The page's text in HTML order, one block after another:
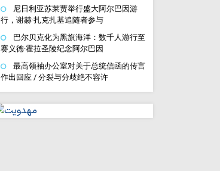
尼日利亚苏莱贾举行盛大阿尔巴因游
行，谢赫·扎克扎基追随者参与
巴尔贝克化为黑旗海洋：数千人游行至
赛义德·霍拉圣陵纪念阿尔巴因
最高领袖办公室对关于总统信函的传言
作出回应 / 分裂与分歧绝不容许